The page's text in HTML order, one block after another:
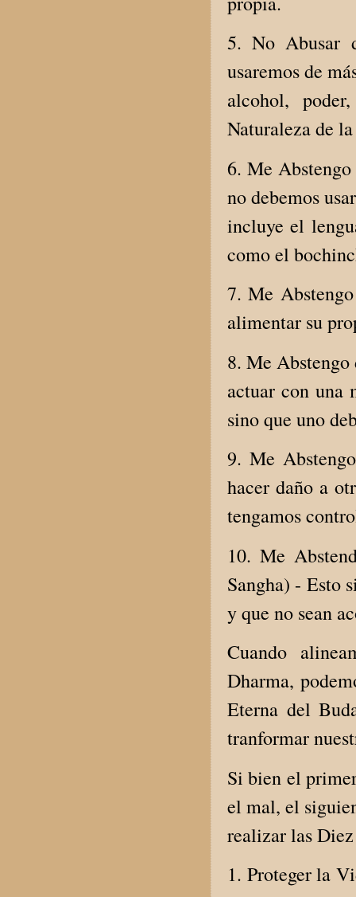
5. No Abusar
usaremos de
alcohol,
Naturaleza de
6. Me
no debemos
incluye el
como el
7. Me
alimentar su
8. Me
actuar con una
sino que uno
9. Me
hacer daño a
tengamos
10. Me
Sangha) - Esto
y que no sean
Cuando
Dharma,
Eterna del
tranformar
Si bien el
el mal, el
realizar las
1. Proteger la